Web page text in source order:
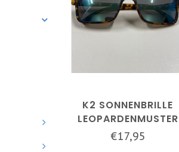
K2 SONNENBRILLE
LEOPARDENMUSTER
€17,95